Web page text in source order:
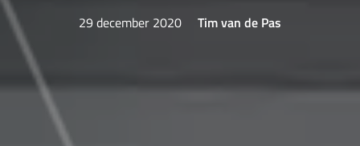
29 december 2020 Tim van de Pas